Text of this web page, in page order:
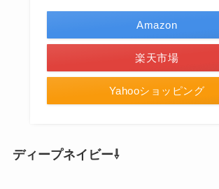
Amazon
楽天市場
Yahooショッピング
ディープネイビー⇩